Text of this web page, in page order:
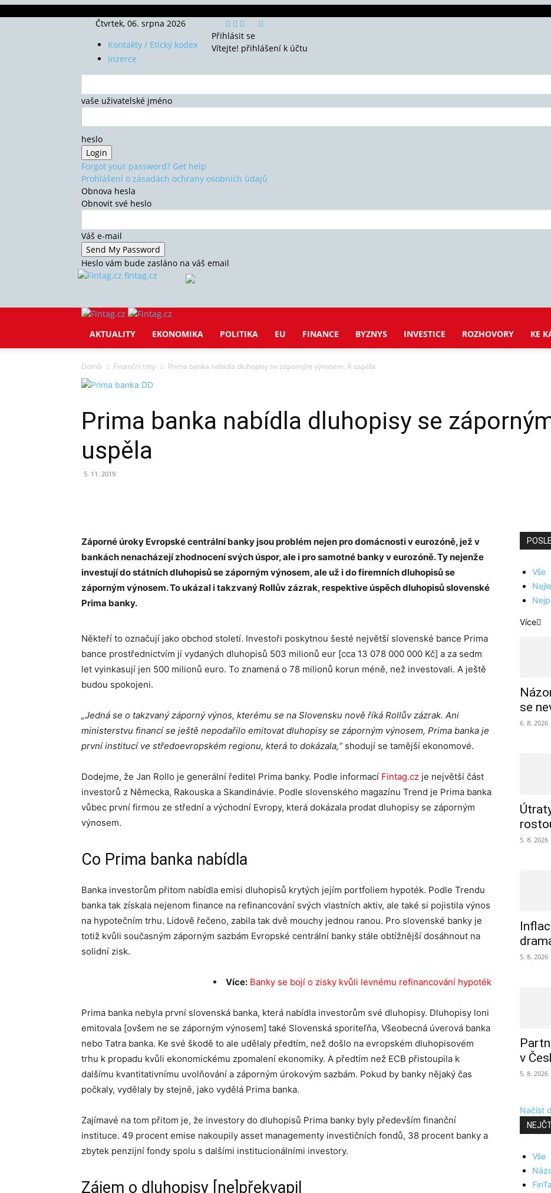
Čtvrtek, 06. srpna 2026
Kontakty / Etický kodex
Inzerce
Přihlásit se
Vítejte! přihlášení k účtu
vaše uživatelské jméno
heslo
Forgot your password? Get help
Prohlášení o zásadách ochrany osobních údajů
Obnova hesla
Obnovit své heslo
Váš e-mail
Heslo vám bude zasláno na váš email
fintag.cz
AKTUALITY EKONOMIKA POLITIKA EU FINANCE BYZNYS INVESTICE ROZHOVORY KE
Domů Finanční trhy Prima banka nabídla dluhopisy se záporným výnosem. A uspěla
Prima banka nabídla dluhopisy se
uspěla
5. 11. 2019
Záporné úroky Evropské centrální banky jsou problém nejen pro domácnosti v eurozóně, jež v
bankách nenacházejí zhodnocení svých úspor, ale i pro samotné banky v eurozóně. Ty nejenže
investují do státních dluhopisů se záporným výnosem, ale už i do firemních dluhopisů se
záporným výnosem. To ukázal i takzvaný Rollův zázrak, respektive úspěch dluhopisů slovenské
Prima banky.
Někteří to označují jako obchod století. Investoři poskytnou šesté největší slovenské bance Prima
bance prostřednictvím jí vydaných dluhopisů 503 milionů eur [cca 13 078 000 000 Kč] a za sedm
let vyinkasují jen 500 milionů euro. To znamená o 78 milionů korun méně, než investovali. A ještě
budou spokojeni.
„Jedná se o takzvaný záporný výnos, kterému se na Slovensku nově říká Rollův zázrak. Ani
ministerstvu financí se ještě nepodařilo emitovat dluhopisy se záporným výnosem, Prima banka je
první institucí ve středoevropském regionu, která to dokázala,“shodují se tamější ekonomové.
Dodejme, že Jan Rollo je generální ředitel Prima banky. Podle informací Fintag.cz je největší část
investorů z Německa, Rakouska a Skandinávie. Podle slovenského magazínu Trend je Prima banka
vůbec první firmou ze střední a východní Evropy, která dokázala prodat dluhopisy se záporným
výnosem.
Co Prima banka nabídla
Banka investorům přitom nabídla emisi dluhopisů krytých jejím portfoliem hypoték. Podle Trendu
banka tak získala nejenom finance na refinancování svých vlastních aktiv, ale také si pojistila výnos
na hypotečním trhu. Lidově řečeno, zabila tak dvě mouchy jednou ranou. Pro slovenské banky je
totiž kvůli současným záporným sazbám Evropské centrální banky stále obtížnější dosáhnout na
solidní zisk.
Více: Banky se bojí o zisky kvůli levnému refinancování hypoték
Prima banka nebyla první slovenská banka, která nabídla investorům své dluhopisy. Dluhopisy loni
emitovala [ovšem ne se záporným výnosem] také Slovenská sporiteľňa, Všeobecná úverová banka
nebo Tatra banka. Ke své škodě to ale udělaly předtím, než došlo na evropském dluhopisovém
trhu k propadu kvůli ekonomickému zpomalení ekonomiky. A předtím než ECB přistoupila k
dalšímu kvantitativnímu uvolňování a záporným úrokovým sazbám. Pokud by banky nějaký čas
počkaly, vydělaly by stejně, jako vydělá Prima banka.
Zajímavé na tom přitom je, že investory do dluhopisů Prima banky byly především finanční
instituce. 49 procent emise nakoupily asset managementy investičních fondů, 38 procent banky a
zbytek penzijní fondy spolu s dalšími institucionálními investory.
Zájem o dluhopisy [ne]překvapil
Vše
Více
se
6. 8. 2026
5. 8. 2026
5. 8. 2026
v
5. 8. 2026
Načíst
Vše